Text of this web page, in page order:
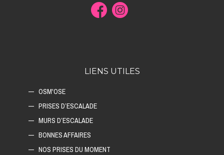
LIENS UTILES
OSM'OSE
PRISES D’ESCALADE
MURS D’ESCALADE
BONNES AFFAIRES
NOS PRISES DU MOMENT